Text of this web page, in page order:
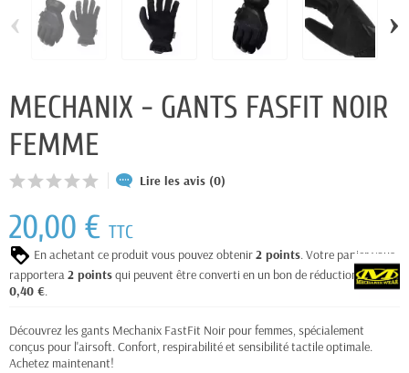
‹ ›
MECHANIX - GANTS FASFIT NOIR
FEMME
Lire les avis (0)
20,00 € TTC
En achetant ce produit vous pouvez obtenir2 points. Votre panier vous
rapportera2 pointsqui peuvent être converti en un bon de réduction de
0,40 €.
Découvrez les gants Mechanix FastFit Noir pour femmes, spécialement
conçus pour l'airsoft. Confort, respirabilité et sensibilité tactile optimale.
Achetez maintenant!